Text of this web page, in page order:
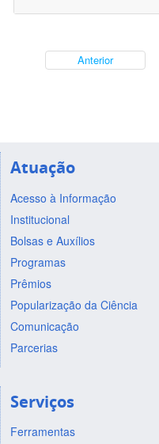
Anterior
Atuação
Acesso à Informação
Institucional
Bolsas e Auxílios
Programas
Prêmios
Popularização da Ciência
Comunicação
Parcerias
Serviços
Ferramentas